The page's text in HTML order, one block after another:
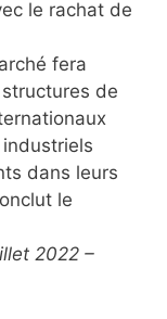
le rachat de
fera
de
dans leurs
le
2022 –